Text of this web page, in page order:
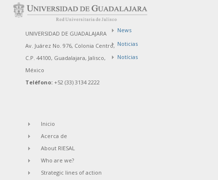
UNIVERSIDAD DE GUADALAJARA
Av. Juárez No. 976, Colonia Centro,
C.P. 44100, Guadalajara, Jalisco,
México
Teléfono: +52 (33) 3134 2222
News
Noticias
Notícias
Inicio
Acerca de
About RIESAL
Who are we?
Strategic lines of action